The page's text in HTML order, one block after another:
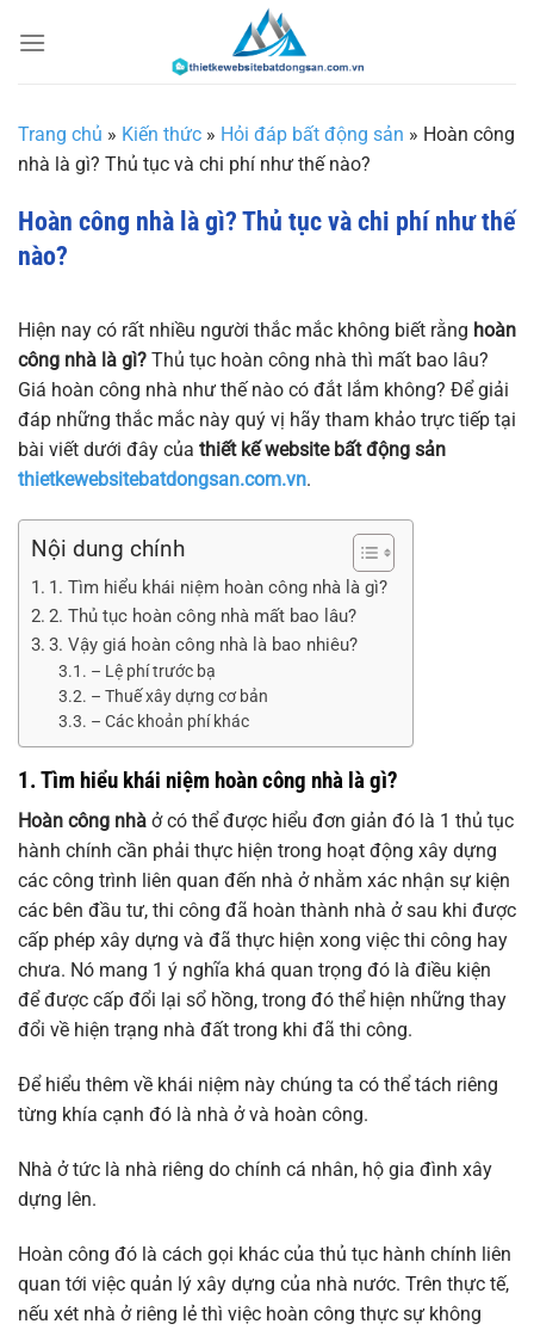
đến
Trang chủ » Kiến thức » Hỏi đáp bất động sản » Hoàn công
nhà là gì? Thủ tục và chi phí như thế nào?
Hoàn công nhà là gì? Thủ tục và chi phí như thế
nào?
Hiện nay có rất nhiều người thắc mắc không biết rằng hoàn
công nhà là gì? Thủ tục hoàn công nhà thì mất bao lâu?
Giá hoàn công nhà như thế nào có đắt lắm không? Để giải
đáp những thắc mắc này quý vị hãy tham khảo trực tiếp tại
bài viết dưới đây của thiết kế website bất động sản
thietkewebsitebatdongsan.com.vn.
Nội dung chính
1. Tìm hiểu khái niệm hoàn công nhà là gì?
2. Thủ tục hoàn công nhà mất bao lâu?
3. Vậy giá hoàn công nhà là bao nhiêu?
– Lệ phí trước bạ
– Thuế xây dựng cơ bản
– Các khoản phí khác
1. Tìm hiểu khái niệm hoàn công nhà là gì?
Hoàn công nhà ở có thể được hiểu đơn giản đó là 1 thủ tục
hành chính cần phải thực hiện trong hoạt động xây dựng
các công trình liên quan đến nhà ở nhằm xác nhận sự kiện
các bên đầu tư, thi công đã hoàn thành nhà ở sau khi được
cấp phép xây dựng và đã thực hiện xong việc thi công hay
chưa. Nó mang 1 ý nghĩa khá quan trọng đó là điều kiện
để được cấp đổi lại sổ hồng, trong đó thể hiện những thay
đổi về hiện trạng nhà đất trong khi đã thi công.
Để hiểu thêm về khái niệm này chúng ta có thể tách riêng
từng khía cạnh đó là nhà ở và hoàn công.
Nhà ở tức là nhà riêng do chính cá nhân, hộ gia đình xây
dựng lên.
Hoàn công đó là cách gọi khác của thủ tục hành chính liên
quan tới việc quản lý xây dựng của nhà nước. Trên thực tế,
nếu xét nhà ở riêng lẻ thì việc hoàn công thực sự không